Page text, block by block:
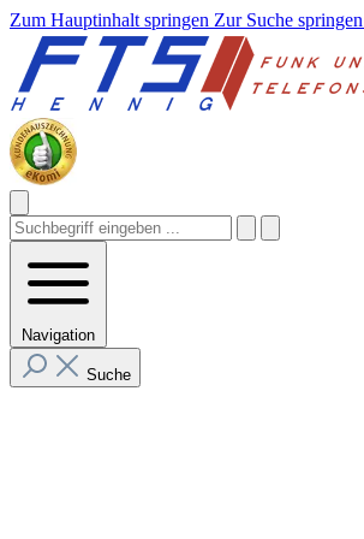
Zum Hauptinhalt springen Zur Suche springen
Navigation
Suche